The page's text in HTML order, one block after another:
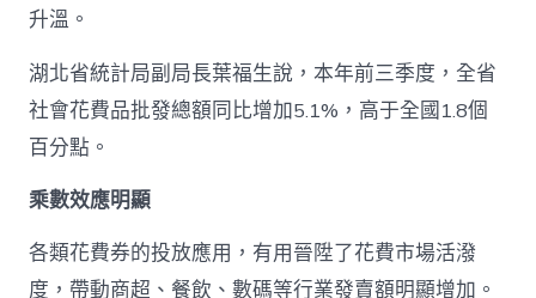
升溫。
湖北省統計局副局長葉福生說，本年前三季度，全省
社會花費品批發總額同比增加5.1%，高于全國1.8個
百分點。
乘數效應明顯
各類花費券的投放應用，有用晉陞了花費市場活潑
度，帶動商超、餐飲、數碼等行業發賣額明顯增加。